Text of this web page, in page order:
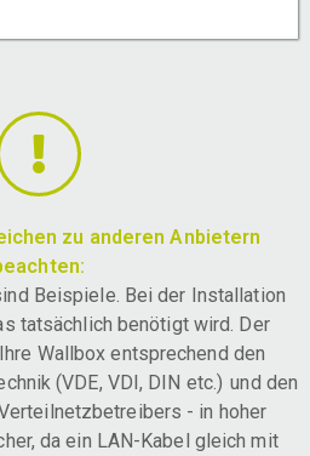
zu anderen Anbietern
Beispiele. Bei der Installation
tatsächlich benötigt wird. Der
Wallbox entsprechend den
(VDE, VDI, DIN etc.) und den
- in hoher
da ein LAN-Kabel gleich mit